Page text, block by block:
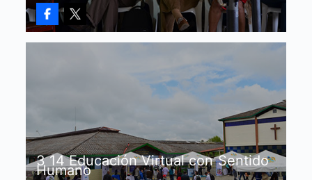
3 14 Educación Virtual con Sentido
Humano